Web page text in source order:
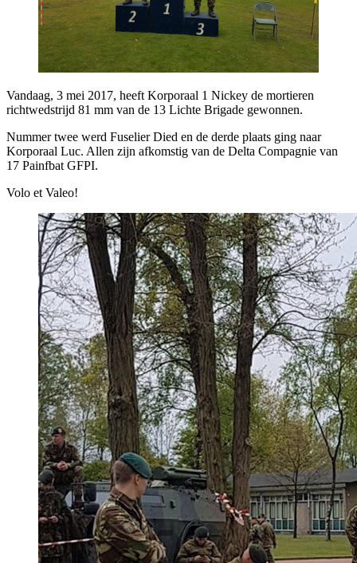
Vandaag, 3 mei 2017, heeft Korporaal 1 Nickey de mortieren
richtwedstrijd 81 mm van de 13 Lichte Brigade gewonnen.
Nummer twee werd Fuselier Died en de derde plaats ging naar
Korporaal Luc. Allen zijn afkomstig van de Delta Compagnie van
17 Painfbat GFPI.
Volo et Valeo!